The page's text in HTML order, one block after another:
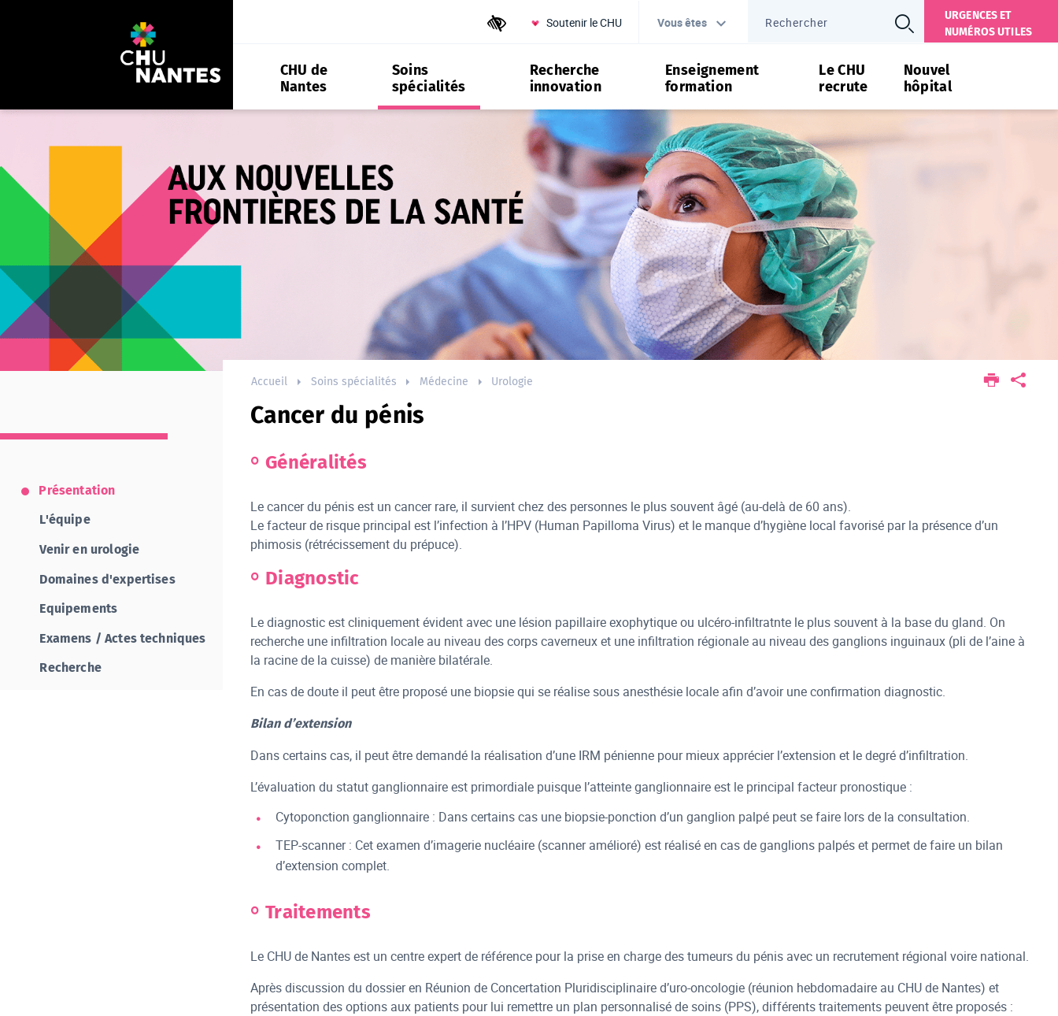
Outils d'accessibilité
Soutenir le CHU Vous êtes
URGENCES ET
NUMÉROS UTILES
CHU de
Nantes
Soins
spécialités
Recherche
innovation
Enseignement
formation
Le CHU
recrute
Nouvel
hôpital
Accueil Soins spécialités Médecine Urologie
Cancer du pénis
Généralités
Le cancer du pénis est un cancer rare, il survient chez des personnes le plus souvent âgé (au-delà de 60 ans).
Le facteur de risque principal est l’infection à l’HPV (Human Papilloma Virus) et le manque d’hygiène local favorisé par la présence d’un
phimosis (rétrécissement du prépuce).
Diagnostic
Le diagnostic est cliniquement évident avec une lésion papillaire exophytique ou ulcéro-infiltratnte le plus souvent à la base du gland. On
recherche une infiltration locale au niveau des corps caverneux et une infiltration régionale au niveau des ganglions inguinaux (pli de l’aine à
la racine de la cuisse) de manière bilatérale.
En cas de doute il peut être proposé une biopsie qui se réalise sous anesthésie locale afin d’avoir une confirmation diagnostic.
Bilan d’extension
Dans certains cas, il peut être demandé la réalisation d’une IRM pénienne pour mieux apprécier l’extension et le degré d’infiltration.
L’évaluation du statut ganglionnaire est primordiale puisque l’atteinte ganglionnaire est le principal facteur pronostique :
Cytoponction ganglionnaire : Dans certains cas une biopsie-ponction d’un ganglion palpé peut se faire lors de la consultation.
TEP-scanner : Cet examen d’imagerie nucléaire (scanner amélioré) est réalisé en cas de ganglions palpés et permet de faire un bilan
d’extension complet.
Traitements
Le CHU de Nantes est un centre expert de référence pour la prise en charge des tumeurs du pénis avec un recrutement régional voire national.
Après discussion du dossier en Réunion de Concertation Pluridisciplinaire d’uro-oncologie (réunion hebdomadaire au CHU de Nantes) et
présentation des options aux patients pour lui remettre un plan personnalisé de soins (PPS), différents traitements peuvent être proposés :
Présentation
L'équipe
Venir en urologie
Domaines d'expertises
Equipements
Examens / Actes techniques
Recherche